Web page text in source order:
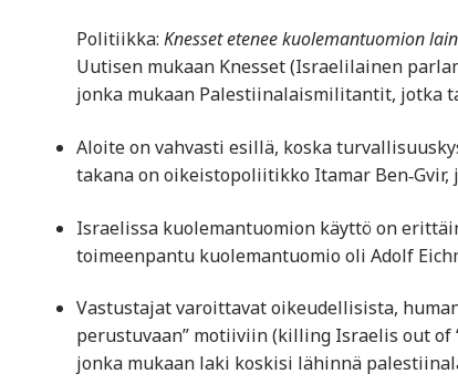
Politiikka: Knesset etenee kuolemantuomion
Uutisen mukaan Knesset (Israelilainen
jonka mukaan Palestiinalais­militantit, jotka
Aloite on vahvasti esillä, koska
takana on oikeistopoliitikko Itamar
Israelissa kuolemantuomion käyttö on
toimeenpantu kuolemantuomio oli Adolf
Vastustajat varoittavat oikeudellisista,
perustuvaan” motiiviin (killing Israelis out of
jonka mukaan laki koskisi lähinnä